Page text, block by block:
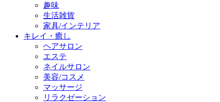
趣味
生活雑貨
家具/インテリア
キレイ・癒し
ヘアサロン
エステ
ネイルサロン
美容/コスメ
マッサージ
リラクゼーション